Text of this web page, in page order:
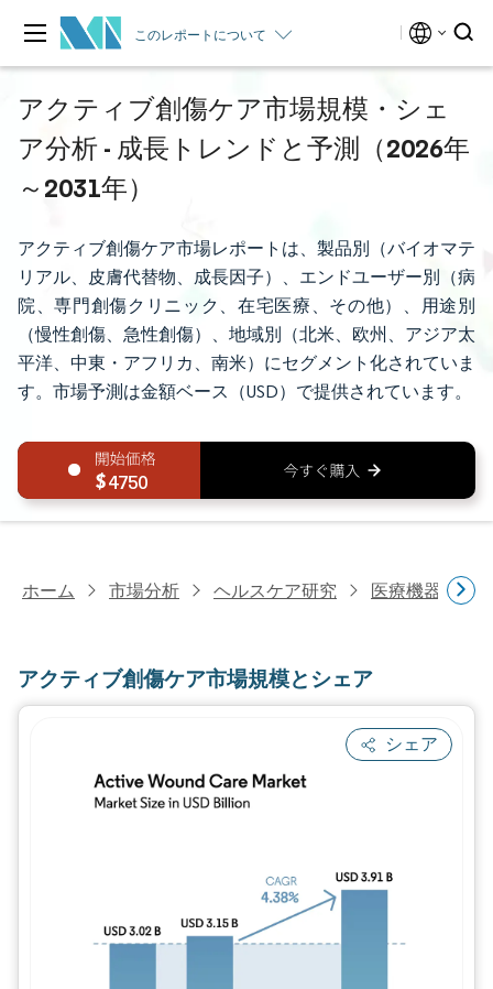
このレポートについて
アクティブ創傷ケア市場規模・シェ
ア分析 - 成長トレンドと予測（2026年
～2031年）
アクティブ創傷ケア市場レポートは、製品別（バイオマテ
リアル、皮膚代替物、成長因子）、エンドユーザー別（病
院、専門創傷クリニック、在宅医療、その他）、用途別
（慢性創傷、急性創傷）、地域別（北米、欧州、アジア太
平洋、中東・アフリカ、南米）にセグメント化されていま
す。市場予測は金額ベース（USD）で提供されています。
4750
ホーム 市場分析 ヘルスケア研究 医療機器研究
アクティブ創傷ケア市場規模とシェア
シェア